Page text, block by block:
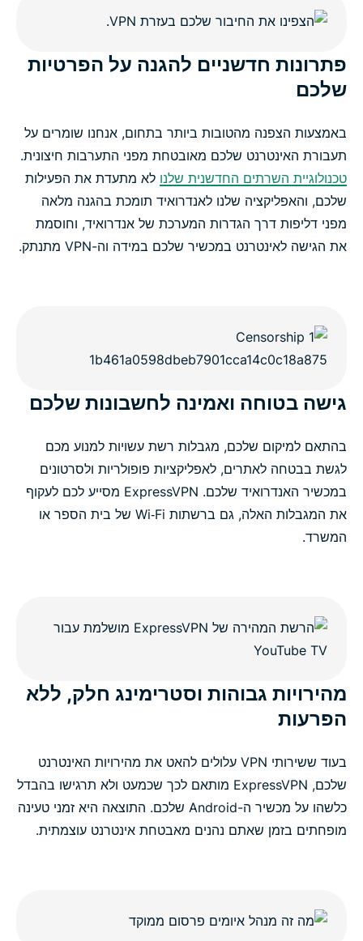
פתרונות חדשניים להגנה על הפרטיות
שלכם
באמצעות הצפנה מהטובות ביותר בתחום, אנחנו שומרים על
תעבורת האינטרנט שלכם מאובטחת מפני התערבות חיצונית.
טכנולוגיית השרתים החדשנית שלנו לא מתעדת את הפעילות
שלכם, והאפליקציה שלנו לאנדרואיד תומכת בהגנה מלאה
מפני דליפות דרך הגדרות המערכת של אנדרואיד, וחוסמת
את הגישה לאינטרנט במכשיר שלכם במידה וה-VPN מתנתק.
גישה בטוחה ואמינה לחשבונות שלכם
בהתאם למיקום שלכם, מגבלות רשת עשויות למנוע מכם
לגשת בבטחה לאתרים, לאפליקציות פופולריות ולסרטונים
במכשיר האנדרואיד שלכם. ExpressVPN מסייע לכם לעקוף
את המגבלות האלה, גם ברשתות Wi‑Fi של בית הספר או
המשרד.
מהירויות גבוהות וסטרימינג חלק, ללא
הפרעות
בעוד ששירותי VPN עלולים להאט את מהירויות האינטרנט
שלכם, ExpressVPN מותאם לכך שכמעט ולא תרגישו בהבדל
כלשהו על מכשיר ה-Android שלכם. התוצאה היא זמני טעינה
מופחתים בזמן שאתם נהנים מאבטחת אינטרנט עוצמתית.